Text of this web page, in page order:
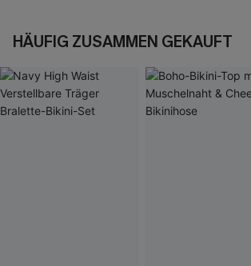
HÄUFIG ZUSAMMEN GEKAUFT